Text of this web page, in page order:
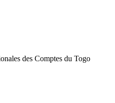
des Comptes du Togo